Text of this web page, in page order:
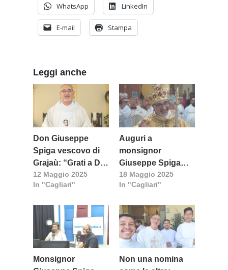
WhatsApp LinkedIn
E-mail Stampa
Leggi anche
Don Giuseppe
Spiga vescovo di
Grajaù: “Grati a Dio
per questo dono”
12 Maggio 2025
In "Cagliari"
Auguri a
monsignor
Giuseppe Spiga
per la sua
ordinazione
18 Maggio 2025
In "Cagliari"
Monsignor
Non una nomina